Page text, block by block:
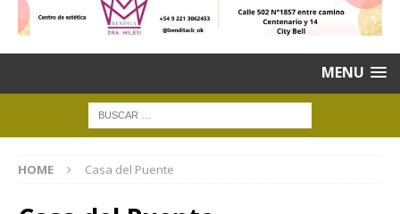
MENU
HOME Casa del Puente